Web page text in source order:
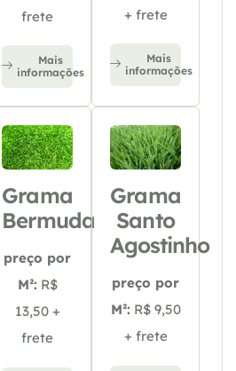
frete
Mais
informações
+ frete
Mais
informações
Grama
Bermuda
preço por
M²: R$
13,50 +
frete
Grama
Santo
Agostinho
preço por
M²: R$ 9,50
+ frete